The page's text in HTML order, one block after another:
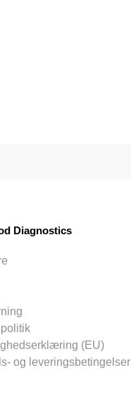
Diagnostics
(EU)
og leveringsbetingelser